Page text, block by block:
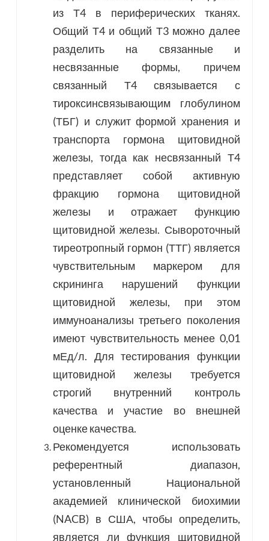
из Т4 в периферических тканях.
Общий Т4 и общий Т3 можно далее
разделить на связанные и
несвязанные формы, причем
связанный Т4 связывается с
тироксинсвязывающим глобулином
(ТБГ) и служит формой хранения и
транспорта гормона щитовидной
железы, тогда как несвязанный Т4
представляет собой активную
фракцию гормона щитовидной
железы и отражает функцию
щитовидной железы. Сывороточный
тиреотропный гормон (ТТГ) является
чувствительным маркером для
скрининга нарушений функции
щитовидной железы, при этом
иммуноанализы третьего поколения
имеют чувствительность менее 0,01
мЕд/л. Для тестирования функции
щитовидной железы требуется
строгий внутренний контроль
качества и участие во внешней
оценке качества.
Рекомендуется использовать
референтный диапазон,
установленный Национальной
академией клинической биохимии
(NACB) в США, чтобы определить,
является ли функция щитовидной